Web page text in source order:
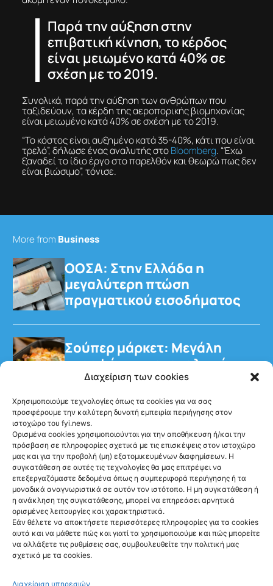
Διαχείριση των cookies
Χρησιμοποιούμε τεχνολογίες όπως τα cookies για να σας
προσφέρουμε την καλύτερη δυνατή εμπειρία περιήγησης στον
ιστοχώρο του fyi.news.
Ορισμένα cookies χρησιμοποιούνται για την αποθήκευση ή/και την
πρόσβαση σε πληροφορίες σχετικά με τις επισκέψεις στον ιστοχώρο
μας και για την προβολή (μη) εξατομικευμένων διαφημίσεων. Η
συγκατάθεση σε αυτές τις τεχνολογίες θα μας επιτρέψει να
επεξεργαζόμαστε δεδομένα όπως η συμπεριφορά περιήγησης ή τα
μοναδικά αναγνωριστικά σε αυτόν τον ιστότοπο. Η μη συγκατάθεση ή
η ανάκληση της συγκατάθεσης, μπορεί να επηρεάσει αρνητικά
ορισμένες λειτουργίες και χαρακτηριστικά.
Εάν θέλετε να αποκτήσετε περισσότερες πληροφορίες για τα cookies
αυτά και να μάθετε πώς και γιατί τα χρησιμοποιούμε και πώς μπορείτε
να αλλάξετε τις ρυθμίσεις σας, συμβουλευθείτε την πολιτική μας
σχετικά με τα cookies.
Διαχείριση υπηρεσιών
Παρά την αύξηση στην
επιβατική κίνηση, το κέρδος
είναι μειωμένο κατά 40% σε
σχέση με το 2019.
Συνολικά, παρά την αύξηση των ανθρώπων που
ταξιδεύουν, τα κέρδη της αεροπορικής βιομηχανίας
είναι μειωμένα κατά 40% σε σχέση με το 2019.
“Το κόστος είναι αυξημένο κατά 35-40%, κάτι που είναι
τρελό”, δήλωσε ένας αναλυτής στοBloomberg. “Έχω
ξαναδεί το ίδιο έργο στο παρελθόν και θεωρώ πως δεν
είναι βιώσιμο”, τόνισε.
More from Business
ΟΟΣΑ: Στην Ελλάδα η
μεγαλύτερη πτώση
πραγματικού εισοδήματος
Σούπερ μάρκετ: Μεγάλη
στροφή των καταναλωτών
στα έτοιμα γεύματα
Ακολούθησέ μας
Newsletter